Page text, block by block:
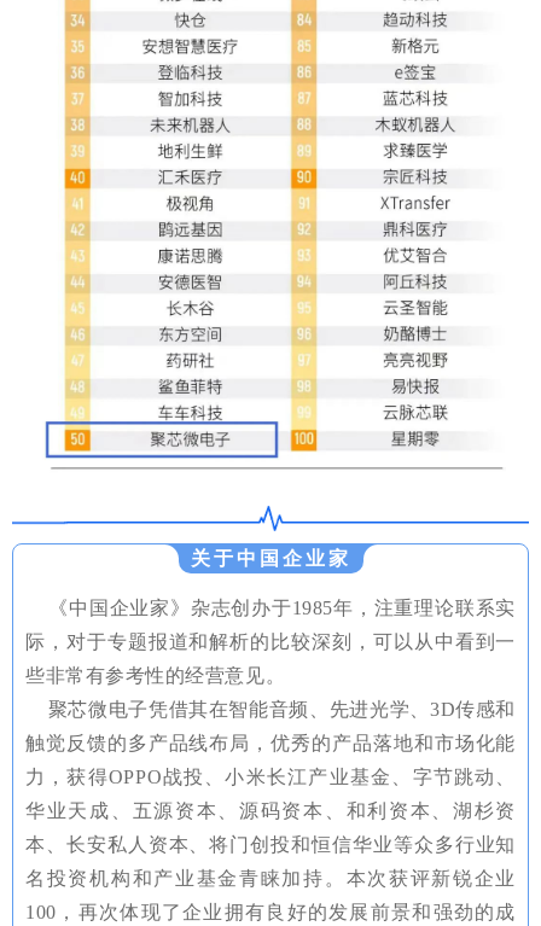
关于中国企业家
《中国企业家》杂志创办于1985年，注重理论联系实
际，对于专题报道和解析的比较深刻，可以从中看到一
些非常有参考性的经营意见。
聚芯微电子凭借其在智能音频、先进光学、3D传感和
触觉反馈的多产品线布局，优秀的产品落地和市场化能
力，获得OPPO战投、小米长江产业基金、字节跳动、
华业天成、五源资本、源码资本、和利资本、湖杉资
本、长安私人资本、将门创投和恒信华业等众多行业知
名投资机构和产业基金青睐加持。本次获评新锐企业
100，再次体现了企业拥有良好的发展前景和强劲的成